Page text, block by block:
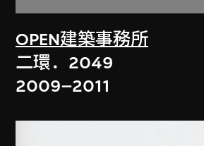
OPEN建築事務所
二環．2049
2009–2011